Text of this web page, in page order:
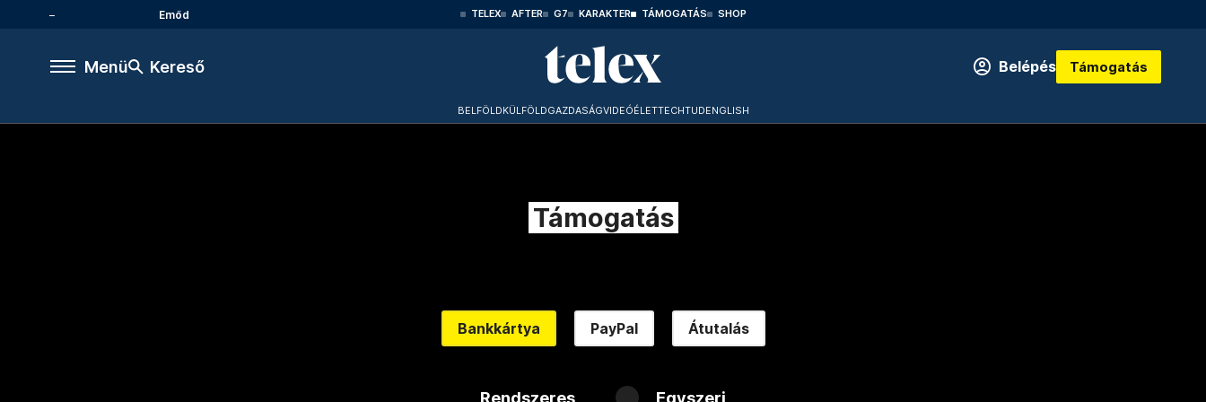
Emőd TELEX AFTER G7 KARAKTER TÁMOGATÁS SHOP
Menü Kereső Belépés Támogatás
BELFÖLDKÜLFÖLDGAZDASÁGVIDEÓÉLETTECHTUDENGLISH
Támogatás
Bankkártya PayPal Átutalás
Rendszeres Egyszeri